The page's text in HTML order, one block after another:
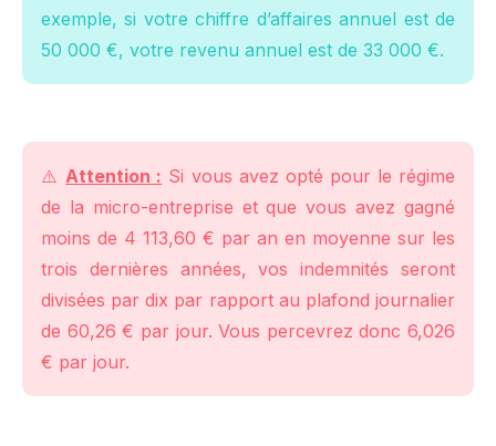
exemple, si votre chiffre d’affaires annuel est de
50 000 €, votre revenu annuel est de 33 000 €.
⚠️Attention : Si vous avez opté pour le régime
de la micro-entreprise et que vous avez gagné
moins de 4 113,60 € par an en moyenne sur les
trois dernières années, vos indemnités seront
divisées par dix par rapport au plafond journalier
de 60,26 € par jour. Vous percevrez donc 6,026
€ par jour.